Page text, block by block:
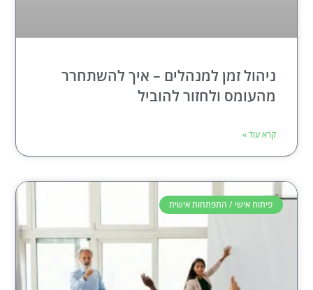
ניהול זמן למנהלים – איך להשתחרר
מהעומס ולחזור להוביל
קרא עוד »
פיתוח אישי / התפתחות אישית